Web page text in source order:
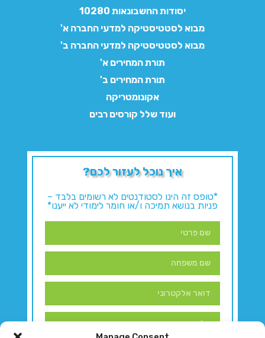
יסודות החשבונאות 10280
מבוא לסטטיסטיקה למדעי החברה א'
מבוא לסטטיסטיקה למדעי החברה ב'
תורת המחירים א'
תורת המחירים ב'
אקונומטריקה
ועוד שלל קורסים רבים
איך נוכל לעזור לכם?
*טופס זה הינו לסטודנטים לא רשומים בלבד –
פניות בנושא תמיכה ו/או חומר לימודי לא ייענו*